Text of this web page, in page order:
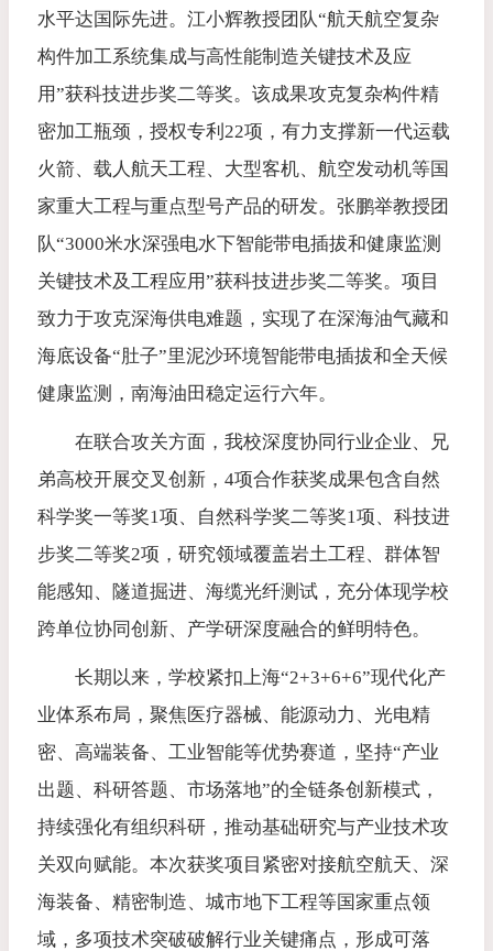
水平达国际先进。江小辉教授团队“航天航空复杂
构件加工系统集成与高性能制造关键技术及应
用”获科技进步奖二等奖。该成果攻克复杂构件精
密加工瓶颈，授权专利22项，有力支撑新一代运载
火箭、载人航天工程、大型客机、航空发动机等国
家重大工程与重点型号产品的研发。张鹏举教授团
队“3000米水深强电水下智能带电插拔和健康监测
关键技术及工程应用”获科技进步奖二等奖。项目
致力于攻克深海供电难题，实现了在深海油气藏和
海底设备“肚子”里泥沙环境智能带电插拔和全天候
健康监测，南海油田稳定运行六年。
在联合攻关方面，我校深度协同行业企业、兄
弟高校开展交叉创新，4项合作获奖成果包含自然
科学奖一等奖1项、自然科学奖二等奖1项、科技进
步奖二等奖2项，研究领域覆盖岩土工程、群体智
能感知、隧道掘进、海缆光纤测试，充分体现学校
跨单位协同创新、产学研深度融合的鲜明特色。
长期以来，学校紧扣上海“2+3+6+6”现代化产
业体系布局，聚焦医疗器械、能源动力、光电精
密、高端装备、工业智能等优势赛道，坚持“产业
出题、科研答题、市场落地”的全链条创新模式，
持续强化有组织科研，推动基础研究与产业技术攻
关双向赋能。本次获奖项目紧密对接航空航天、深
海装备、精密制造、城市地下工程等国家重点领
域，多项技术突破破解行业关键痛点，形成可落